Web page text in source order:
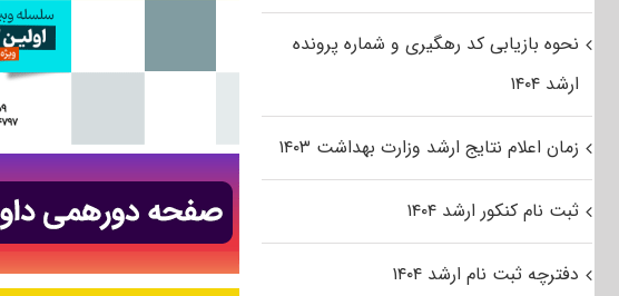
نحوه بازیابی کد رهگیری و شماره پرونده
ارشد ۱۴۰۴
زمان اعلام نتایج ارشد وزارت بهداشت ۱۴۰۳
ثبت نام کنکور ارشد ۱۴۰۴
دفترچه ثبت نام ارشد ۱۴۰۴